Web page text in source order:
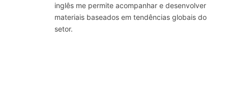
inglês me permite acompanhar e desenvolver
materiais baseados em tendências globais do
setor.